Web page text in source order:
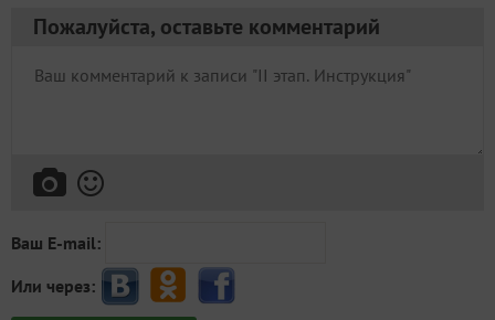
Пожалуйста, оставьте комментарий
Ваш E-mail:
Или через: